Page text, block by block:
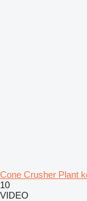
Cone Crusher Plant
10
VIDEO